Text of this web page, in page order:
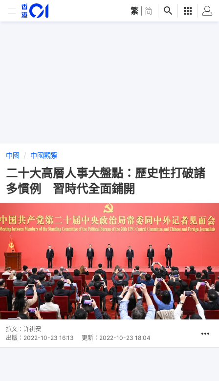
繁 简
中國 中國觀察
二十大高層人事大盤點：歷史性打破諸
多慣例 習時代全面鋪開
撰文： 許祺安
出版： 2022-10-23 16:13 更新： 2022-10-23 18:04